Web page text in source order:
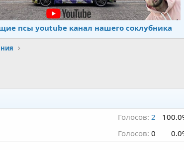
псы youtube канал нашего соклубника
Голосов: 2
Голосов: 0